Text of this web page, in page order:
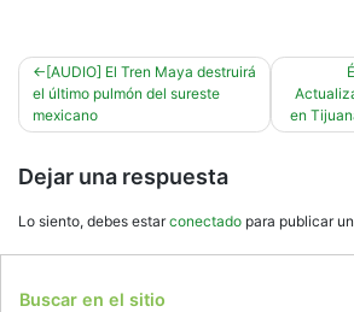
Navegación
de
entradas
[AUDIO] El Tren Maya destruirá
el último pulmón del sureste
mexicano
en
Dejar una respuesta
Lo siento, debes estarconectado para publicar
Buscar en el sitio